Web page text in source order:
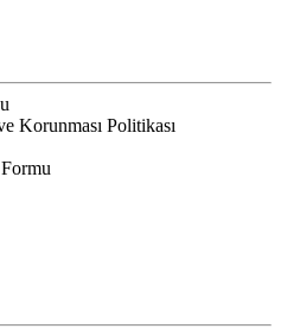
Korunması Politikası